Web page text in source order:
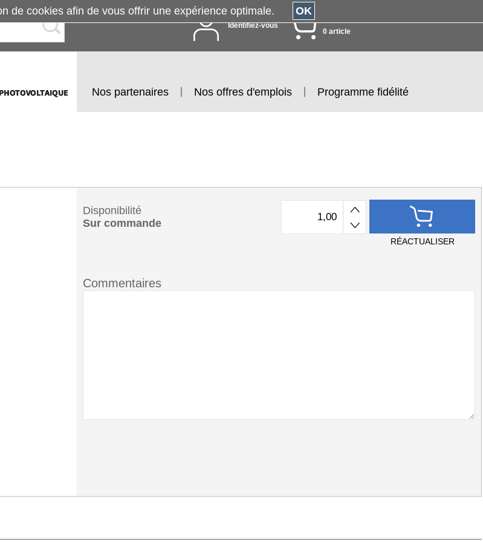
Identifiez-vous
0 article
Nos partenaires Nos offres d'emplois Programme fidélité
Disponibilité
Sur commande
RÉACTUALISER
Commentaires
de cookies afin de vous offrir une expérience optimale. OK